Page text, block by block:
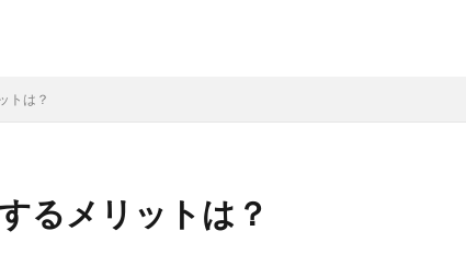
トは？
るメリットは？